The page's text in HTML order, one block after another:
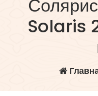
Solaris